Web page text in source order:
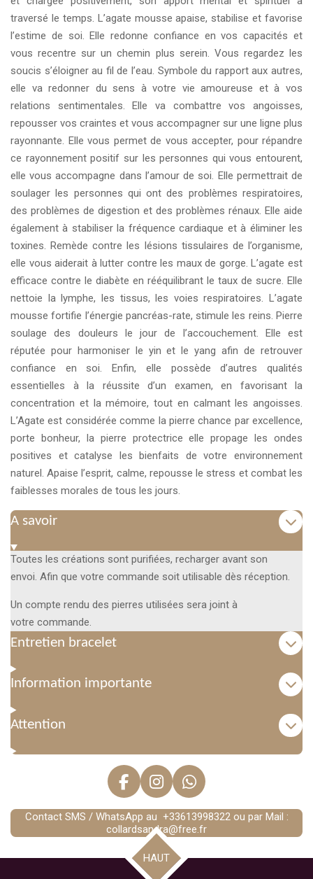
traversé le temps. L’agate mousse apaise, stabilise et favorise
l’estime de soi. Elle redonne confiance en vos capacités et
vous recentre sur un chemin plus serein. Vous regardez les
soucis s’éloigner au fil de l’eau. Symbole du rapport aux autres,
elle va redonner du sens à votre vie amoureuse et à vos
relations sentimentales. Elle va combattre vos angoisses,
repousser vos craintes et vous accompagner sur une ligne plus
rayonnante. Elle vous permet de vous accepter, pour répandre
ce rayonnement positif sur les personnes qui vous entourent,
elle vous accompagne dans l’amour de soi. Elle permettrait de
soulager les personnes qui ont des problèmes respiratoires,
des problèmes de digestion et des problèmes rénaux. Elle aide
également à stabiliser la fréquence cardiaque et à éliminer les
toxines. Remède contre les lésions tissulaires de l’organisme,
elle vous aiderait à lutter contre les maux de gorge. L’agate est
efficace contre le diabète en rééquilibrant le taux de sucre. Elle
nettoie la lymphe, les tissus, les voies respiratoires. L’agate
mousse fortifie l’énergie pancréas-rate, stimule les reins. Pierre
soulage des douleurs le jour de l’accouchement. Elle est
réputée pour harmoniser le yin et le yang afin de retrouver
confiance en soi. Enfin, elle possède d’autres qualités
essentielles à la réussite d’un examen, en favorisant la
concentration et la mémoire, tout en calmant les angoisses.
L’Agate est considérée comme la pierre chance par excellence,
porte bonheur, la pierre protectrice elle propage les ondes
positives et catalyse les bienfaits de votre environnement
naturel. Apaise l’esprit, calme, repousse le stress et combat les
faiblesses morales de tous les jours.
A savoir
Toutes les créations sont purifiées, recharger avant son
envoi. Afin que votre commande soit utilisable dès réception.
Un compte rendu des pierres utilisées sera joint à
votre commande.
Entretien bracelet
Information importante
Attention
F
c
e
o
I
s
t
g
W
a
t
Contact SMS / WhatsApp au +33613998322 ou par Mail :
collardsandra@free.fr
HAUT